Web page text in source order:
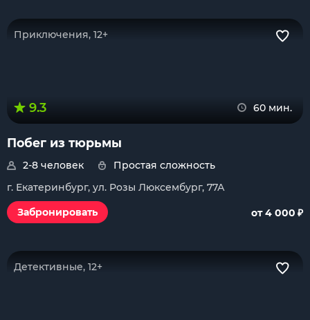
Приключения, 12+
9.3 60 мин.
Побег из тюрьмы
2-8 человек
Простая сложность
г. Екатеринбург, ул. Розы Люксембург, 77А
Забронировать
от 4 000 ₽
Детективные, 12+